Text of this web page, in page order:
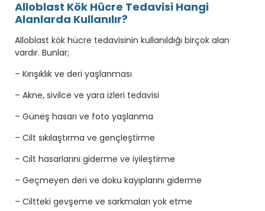
Alloblast Kök Hücre Tedavisi Hangi
Alanlarda Kullanılır?
Alloblast kök hücre tedavisinin kullanıldığı birçok alan
vardır. Bunlar;
– Kırışıklık ve deri yaşlanması
– Akne, sivilce ve yara izleri tedavisi
– Güneş hasarı ve foto yaşlanma
– Cilt sıkılaştırma ve gençleştirme
– Cilt hasarlarını giderme ve iyileştirme
– Geçmeyen deri ve doku kayıplarını giderme
– Ciltteki gevşeme ve sarkmaları yok etme